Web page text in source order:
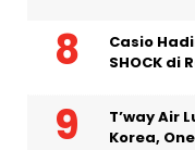
Casio
SHOCK di
T’way Air
Korea,